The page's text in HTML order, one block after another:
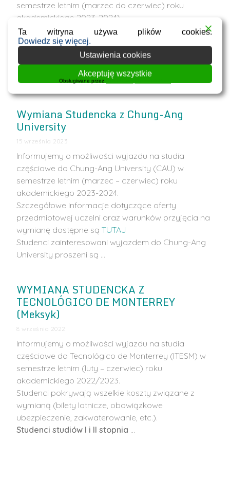
semestrze letnim (marzec do czerwiec) roku
akademickiego 2023-2024).
Szczegółowe informacje dotyczące oferty
przedmiotowej uczelni oraz warunków przyjęcia na
wymianę dostępne sąTUTAJ
Studenci zainteresowani wyjazdem do HYU
proszeni są …
Wymiana Studencka z Chung-Ang
University
15 września 2023
Informujemy o możliwości wyjazdu na studia
częściowe do Chung-Ang University (CAU) w
semestrze letnim (marzec – czerwiec) roku
akademickiego 2023-2024.
Szczegółowe informacje dotyczące oferty
przedmiotowej uczelni oraz warunków przyjęcia na
wymianę dostępne sąTUTAJ
Studenci zainteresowani wyjazdem do Chung-Ang
University proszeni są …
WYMIANA STUDENCKA Z
TECNOLÓGICO DE MONTERREY
(Meksyk)
8 września 2022
Informujemy o możliwości wyjazdu na studia
częściowe do Tecnológico de Monterrey (ITESM) w
semestrze letnim (luty – czerwiec) roku
akademickiego 2022/2023.
Studenci pokrywają wszelkie koszty związane z
wymianą (bilety lotnicze, obowiązkowe
ubezpieczenie, zakwaterowanie, etc.).
Studenci studiów I i II stopnia …
Ta witryna używa plików cookies.
Dowiedz się więcej.
Ustawienia cookies
Akceptuję wszystkie
Obsługiwane przez WPLP Compliance Platform